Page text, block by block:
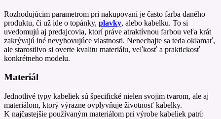
Rozhodujúcim parametrom pri nakupovaní je často farba daného
produktu, či už ide o topánky, plavky, alebo kabelku. To si
uvedomujú aj predajcovia, ktorí práve atraktívnou farbou veľa krát
zakrývajú iné nevyhovujúce vlastnosti. Nenechajte sa teda oklamať,
ale starostlivo si overte kvalitu materiálu, veľkosť a praktickosť
konkrétneho modelu.
Materiál
Jednotlivé typy kabeliek sú špecifické nielen svojim tvarom, ale aj
materiálom, ktorý výrazne ovplyvňuje životnosť kabelky.
K najčastejšie používaným materiálom pri výrobe kabeliek patrí: